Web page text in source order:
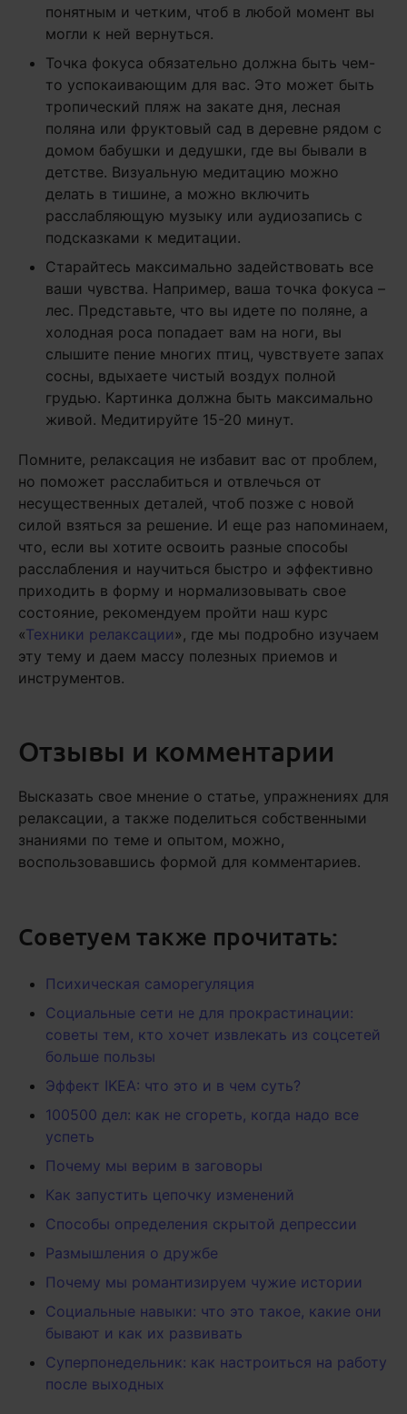
понятным и четким, чтоб в любой момент вы
могли к ней вернуться.
Точка фокуса обязательно должна быть чем-
то успокаивающим для вас. Это может быть
тропический пляж на закате дня, лесная
поляна или фруктовый сад в деревне рядом с
домом бабушки и дедушки, где вы бывали в
детстве. Визуальную медитацию можно
делать в тишине, а можно включить
расслабляющую музыку или аудиозапись с
подсказками к медитации.
Старайтесь максимально задействовать все
ваши чувства. Например, ваша точка фокуса –
лес. Представьте, что вы идете по поляне, а
холодная роса попадает вам на ноги, вы
слышите пение многих птиц, чувствуете запах
сосны, вдыхаете чистый воздух полной
грудью. Картинка должна быть максимально
живой. Медитируйте 15-20 минут.
Помните, релаксация не избавит вас от проблем,
но поможет расслабиться и отвлечься от
несущественных деталей, чтоб позже с новой
силой взяться за решение. И еще раз напоминаем,
что, если вы хотите освоить разные способы
расслабления и научиться быстро и эффективно
приходить в форму и нормализовывать свое
состояние, рекомендуем пройти наш курс
«Техники релаксации», где мы подробно изучаем
эту тему и даем массу полезных приемов и
инструментов.
Отзывы и комментарии
Высказать свое мнение о статье, упражнениях для
релаксации, а также поделиться собственными
знаниями по теме и опытом, можно,
воспользовавшись формой для комментариев.
Советуем также прочитать:
Психическая саморегуляция
Социальные сети не для прокрастинации:
советы тем, кто хочет извлекать из соцсетей
больше пользы
Эффект IKEA: что это и в чем суть?
100500 дел: как не сгореть, когда надо все
успеть
Почему мы верим в заговоры
Как запустить цепочку изменений
Способы определения скрытой депрессии
Размышления о дружбе
Почему мы романтизируем чужие истории
Социальные навыки: что это такое, какие они
бывают и как их развивать
Суперпонедельник: как настроиться на работу
после выходных